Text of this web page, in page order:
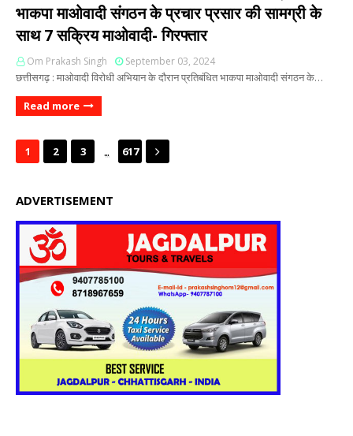
भाकपा माओवादी संगठन के प्रचार प्रसार की सामग्री के
साथ 7 सक्रिय माओवादी- गिरफ्तार
Om Prakash Singh September 03, 2024
छत्तीसगढ़ : माओवादी विरोधी अभियान के दौरान प्रतिबंधित भाकपा माओवादी संगठन के…
Read more
1 2 3 ... 617
ADVERTISEMENT